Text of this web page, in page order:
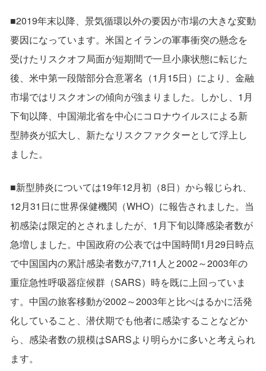
■2019年末以降、景気循環以外の要因が市場の大きな変動
要因になっています。米国とイランの軍事衝突の懸念を
受けたリスクオフ局面が短期間で一旦小康状態に転じた
後、米中第一段階部分合意署名（1月15日）により、金融
市場ではリスクオンの傾向が強まりました。しかし、1月
下旬以降、中国湖北省を中心にコロナウイルスによる新
型肺炎が拡大し、新たなリスクファクターとして浮上し
ました。
■新型肺炎については19年12月初（8日）から報じられ、
12月31日に世界保健機関（WHO）に報告されました。当
初感染は限定的とされましたが、1月下旬以降感染者数が
急増しました。中国政府の公表では中国時間1月29日時点
で中国国内の累計感染者数が7,711人と2002～2003年の
重症急性呼吸器症候群（SARS）時を既に上回っていま
す。中国の旅客移動が2002～2003年と比べはるかに活発
化していること、潜伏期でも他者に感染することなどか
ら、感染者数の規模はSARSより明らかに多いと考えられ
ます。